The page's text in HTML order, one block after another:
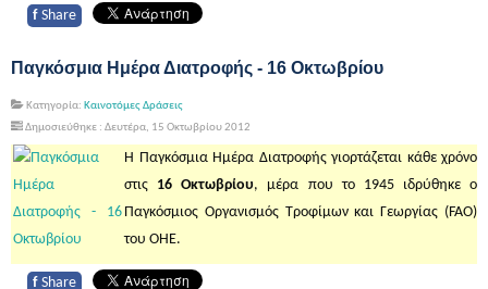
f Share
Παγκόσμια Ημέρα Διατροφής - 16 Οκτωβρίου
Κατηγορία: Καινοτόμες Δράσεις
Δημοσιεύθηκε : Δευτέρα, 15 Οκτωβρίου 2012
Η Παγκόσμια Ημέρα Διατροφής γιορτάζεται κάθε χρόνο
στις 16 Οκτωβρίου, μέρα που το 1945 ιδρύθηκε ο
Παγκόσμιος Οργανισμός Τροφίμων και Γεωργίας (FAO)
του ΟΗΕ.
f Share